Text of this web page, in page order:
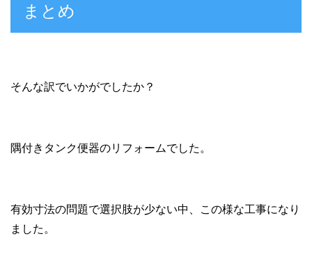
まとめ
そんな訳でいかがでしたか？
隅付きタンク便器のリフォームでした。
有効寸法の問題で選択肢が少ない中、この様な工事になり
ました。